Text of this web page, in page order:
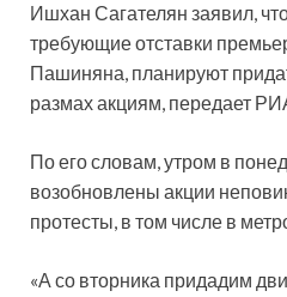
Ишхан Сагателян заявил,
требующие отставки
Пашиняна, планируют
размах акциям, передает
По его словам, утром в
возобновлены акции
протесты, в том числе в
«А со вторника придадим